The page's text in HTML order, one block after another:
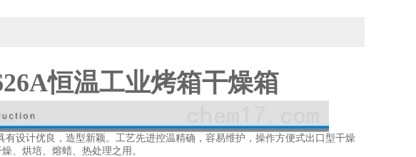
恒温工业烤箱干燥箱
有设计优良，造型新颖。工艺先进控温精确，容易维护，操作方便式出口型干燥
、烘培、熔蜡、热处理之用。